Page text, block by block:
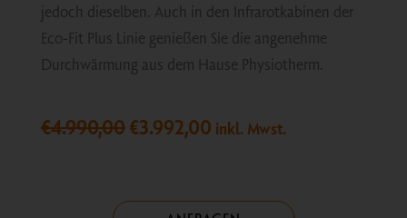
jedoch dieselben. Auch in den Infrarotkabinen der
Eco-Fit Plus Linie genießen Sie die angenehme
Durchwärmung aus dem Hause Physiotherm.
€4.990,00Ursprünglicher
€3.992,00Aktueller
inkl. Mwst.